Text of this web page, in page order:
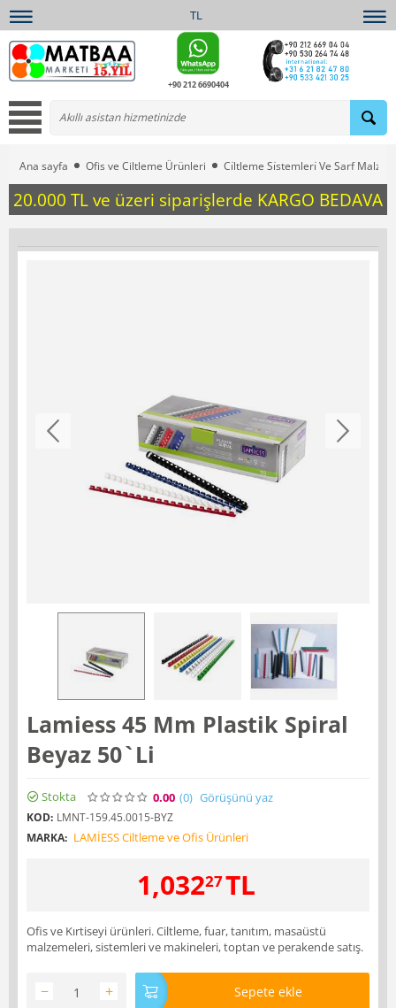
TL
+90 212 6690404
Ana sayfa Ofis ve Ciltleme Ürünleri Ci̇ltleme Si̇stemleri̇ Ve Sarf
20.000 TL ve üzeri siparişlerde KARGO BEDAVA
Lamiess 45 Mm Plastik Spiral
Beyaz 50`Li
Stokta 0.00 (0) Görüşünü yaz
KOD: LMNT-159.45.0015-BYZ
MARKA: LAMİESS Ciltleme ve Ofis Ürünleri
1,03227TL
Ofis ve Kırtiseyi ürünleri. Ciltleme, fuar, tanıtım, masaüstü
malzemeleri, sistemleri ve makineleri, toptan ve perakende satış.
+
− Sepete ekle